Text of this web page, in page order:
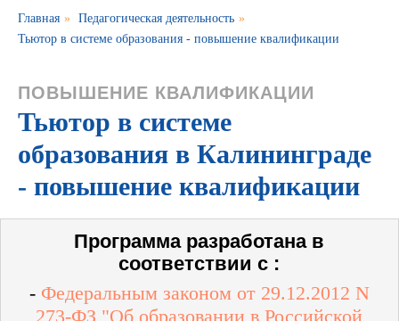
Главная » Педагогическая деятельность »
Тьютор в системе образования - повышение квалификации
ПОВЫШЕНИЕ КВАЛИФИКАЦИИ
Тьютор в системе
образования в Калининграде
- повышение квалификации
Программа разработана в
соответствии с :
- Федеральным законом от 29.12.2012 N
273-ФЗ "Об образовании в Российской